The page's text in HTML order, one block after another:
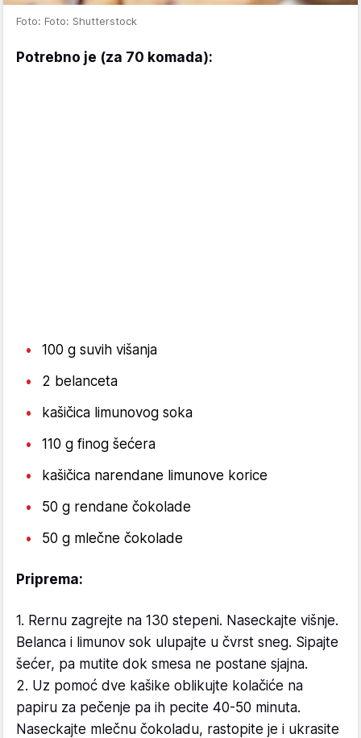
Foto: Foto: Shutterstock
Potrebno je (za 70 komada):
100 g suvih višanja
2 belanceta
kašičica limunovog soka
110 g finog šećera
kašičica narendane limunove korice
50 g rendane čokolade
50 g mlečne čokolade
Priprema:
1. Rernu zagrejte na 130 stepeni. Naseckajte višnje.
Belanca i limunov sok ulupajte u čvrst sneg. Sipajte
šećer, pa mutite dok smesa ne postane sjajna.
2. Uz pomoć dve kašike oblikujte kolačiće na
papiru za pečenje pa ih pecite 40-50 minuta.
Naseckajte mlečnu čokoladu, rastopite je i ukrasite